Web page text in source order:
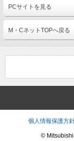
PCサイトを見る
M・CネットTOPへ戻る
個人情報保護方
© Mitsubishi